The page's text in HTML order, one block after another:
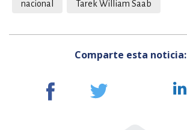
nacional Tarek William Saab
Comparte esta noticia: